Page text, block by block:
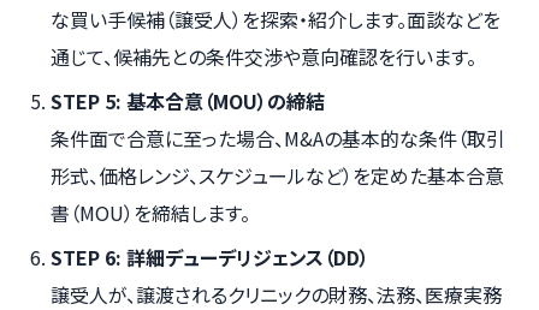
な買い手候補（譲受人）を探索・紹介します。面談などを
通じて、候補先との条件交渉や意向確認を行います。
STEP 5: 基本合意（MOU）の締結
条件面で合意に至った場合、M&Aの基本的な条件（取引
形式、価格レンジ、スケジュールなど）を定めた基本合意
書（MOU）を締結します。
STEP 6: 詳細デューデリジェンス（DD）
譲受人が、譲渡されるクリニックの財務、法務、医療実務